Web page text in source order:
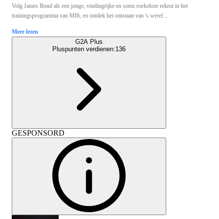
Volg James Bond als een jonge, vindingrijke en soms roekeloze rekrut in het
trainingsprogramma van MI6, en ontdek het ontstaan van 's werel ...
Meer lezen
G2A Plus
Pluspunten verdienen:136
GESPONSORD